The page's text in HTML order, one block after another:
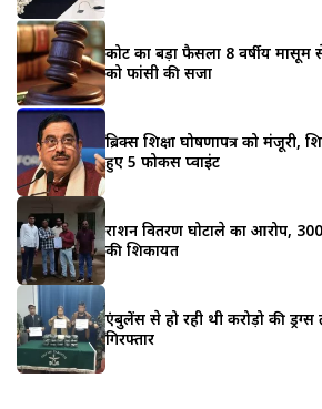
कोर्ट का बड़ा फैसला 8 वर्षीय मासूम
को फांसी की सजा
ब्रिक्स शिक्षा घोषणापत्र को मंजूरी,
हुए 5 फोकस प्वाइंट
राशन वितरण घोटाले का आरोप,
की शिकायत
एंबुलेंस से हो रही थी करोड़ो की
गिरफ्तार